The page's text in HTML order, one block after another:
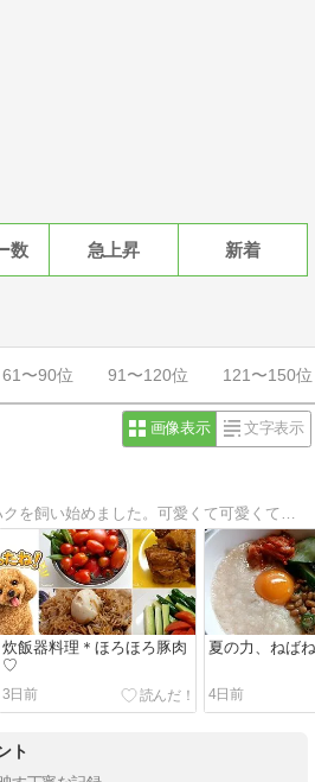
数 急上昇 新着
61〜90位 91〜120位 121〜150位
画像表示 文字表示
炊飯器料理＊ほろほろ豚肉
♡
3日前
夏の力、ねば
4日前
ト